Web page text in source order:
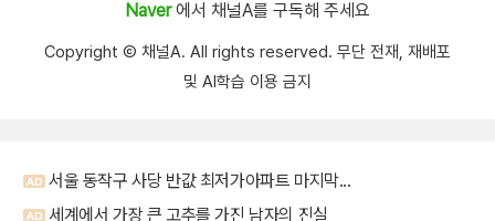
Naver에서 채널A를 구독해 주세요
Copyright Ⓒ 채널A. All rights reserved. 무단 전재, 재배포
및 AI학습 이용 금지